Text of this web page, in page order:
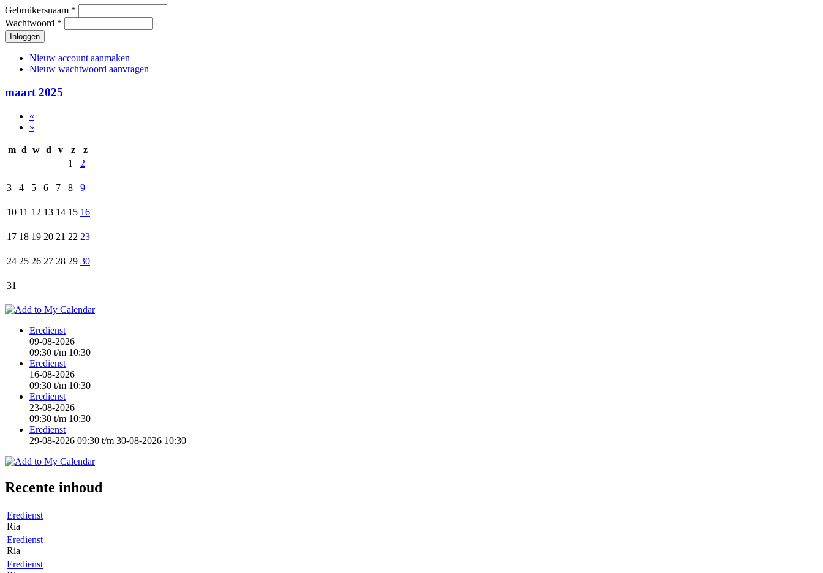
Gebruikersnaam *
Wachtwoord *
Nieuw account aanmaken
Nieuw wachtwoord aanvragen
maart 2025
«
»
m d w d v z
z
1
2
3 4 5 6 7 8 9
10 11 12 13 14 15 16
17 18 19 20 21 22 23
24 25 26 27 28 29 30
31
Eredienst
09-08-2026
09:30 t/m 10:30
Eredienst
16-08-2026
09:30 t/m 10:30
Eredienst
23-08-2026
09:30 t/m 10:30
Eredienst
29-08-2026 09:30 t/m 30-08-2026 10:30
Recente inhoud
Eredienst
Ria
Eredienst
Ria
Eredienst